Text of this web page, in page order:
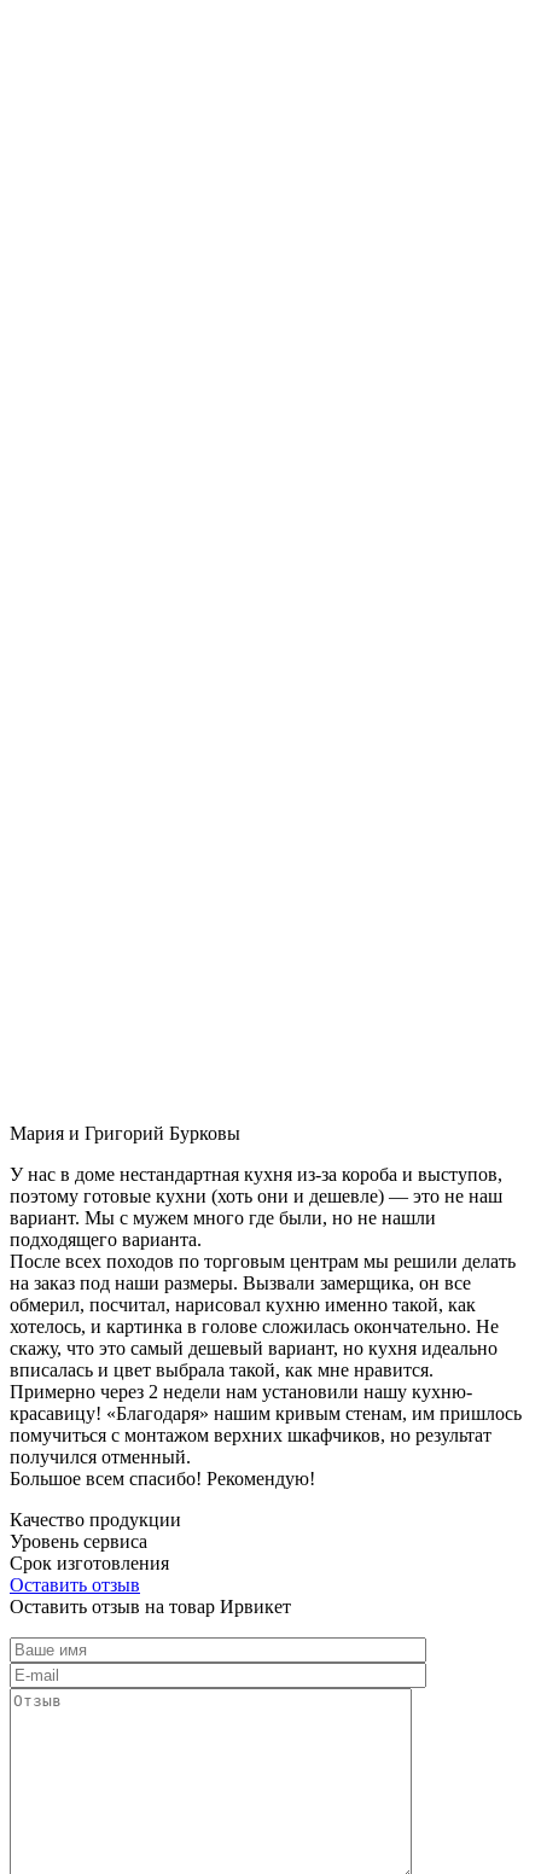
Мария и Григорий Бурковы
У нас в доме нестандартная кухня из-за короба и выступов,
поэтому готовые кухни (хоть они и дешевле) — это не наш
вариант. Мы с мужем много где были, но не нашли
подходящего варианта.
После всех походов по торговым центрам мы решили делать
на заказ под наши размеры. Вызвали замерщика, он все
обмерил, посчитал, нарисовал кухню именно такой, как
хотелось, и картинка в голове сложилась окончательно. Не
скажу, что это самый дешевый вариант, но кухня идеально
вписалась и цвет выбрала такой, как мне нравится.
Примерно через 2 недели нам установили нашу кухню-
красавицу! «Благодаря» нашим кривым стенам, им пришлось
помучиться с монтажом верхних шкафчиков, но результат
получился отменный.
Большое всем спасибо! Рекомендую!
Качество продукции
Уровень сервиса
Срок изготовления
Оставить отзыв
Оставить отзыв на товар Ирвикет